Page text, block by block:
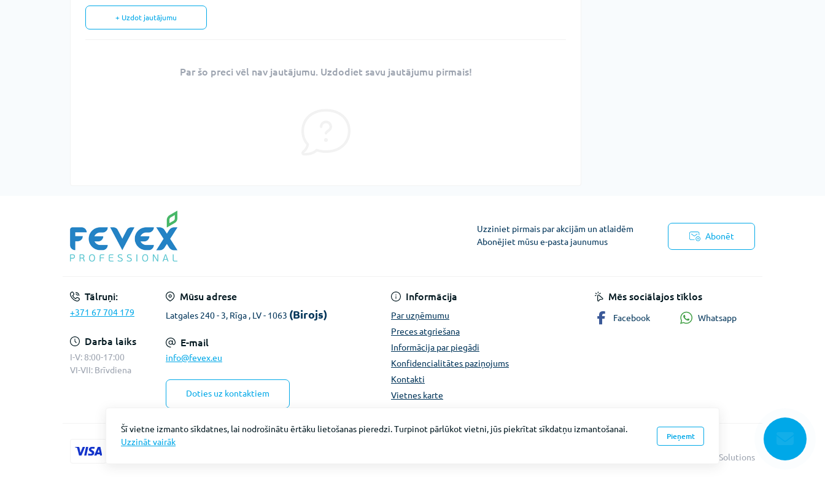
+ Uzdot jautājumu
Par šo preci vēl nav jautājumu. Uzdodiet savu jautājumu pirmais!
Uzziniet pirmais par akcijām un atlaidēm
Abonējiet mūsu e-pasta jaunumus
Abonēt
Tālruņi:
+371 67 704 179
Darba laiks
I-V: 8:00-17:00
VI-VII: Brīvdiena
Mūsu adrese
Latgales 240 - 3, Rīga , LV - 1063 (Birojs)
E-mail
info@fevex.eu
Doties uz kontaktiem
Informācija
Par uzņēmumu
Preces atgriešana
Informācija par piegādi
Konfidencialitātes paziņojums
Kontakti
Vietnes karte
Mēs sociālajos tīklos
Facebook Whatsapp
Fevex © 2026
Intent Solutions
Šī vietne izmanto sīkdatnes, lai nodrošinātu ērtāku lietošanas pieredzi. Turpinot pārlūkot vietni, jūs piekrītat sīkdatņu izmantošanai.
Uzzināt vairāk
Pieņemt